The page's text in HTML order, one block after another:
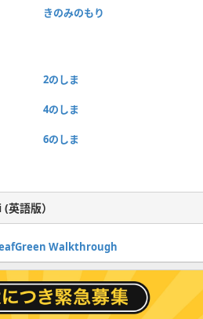
きのみのもり
2のしま
4のしま
6のしま
語版）
Walkthrough